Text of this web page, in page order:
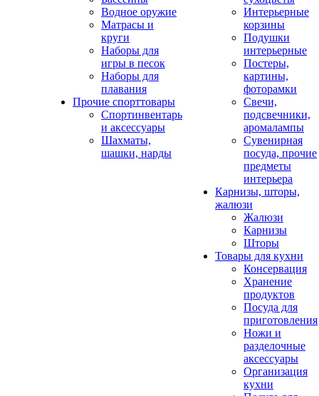
Водное оружие
Матрасы и
круги
Наборы для
игры в песок
Наборы для
плавания
Прочие спорттовары
Спортинвентарь
и аксессуары
Шахматы,
шашки, нарды
Интерьерные
корзины
Подушки
интерьерные
Постеры,
картины,
фоторамки
Свечи,
подсвечники,
аромалампы
Сувенирная
посуда, прочие
предметы
интерьера
Карнизы, шторы,
жалюзи
Жалюзи
Карнизы
Шторы
Товары для кухни
Консервация
Хранение
продуктов
Посуда для
приготовления
Ножи и
разделочные
аксессуары
Организация
кухни